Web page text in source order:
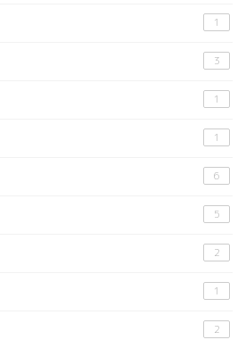
1
3
1
1
6
5
2
1
2